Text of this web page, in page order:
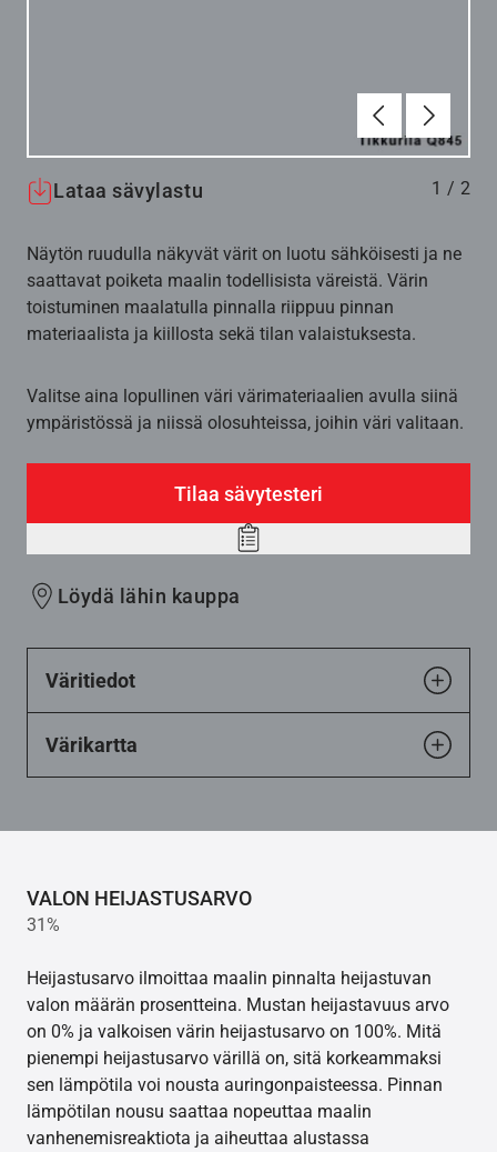
Edellinen
Lataa sävylastu 1 / 2
Näytön ruudulla näkyvät värit on luotu sähköisesti ja ne
saattavat poiketa maalin todellisista väreistä. Värin
toistuminen maalatulla pinnalla riippuu pinnan
materiaalista ja kiillosta sekä tilan valaistuksesta.
Valitse aina lopullinen väri värimateriaalien avulla siinä
ympäristössä ja niissä olosuhteissa, joihin väri valitaan.
Tilaa sävytesteri
Add
Löydä lähin kauppa
Väritiedot
Värikartta
VALON HEIJASTUSARVO
31%
Heijastusarvo ilmoittaa maalin pinnalta heijastuvan
valon määrän prosentteina. Mustan heijastavuus arvo
on 0% ja valkoisen värin heijastusarvo on 100%. Mitä
pienempi heijastusarvo värillä on, sitä korkeammaksi
sen lämpötila voi nousta auringonpaisteessa. Pinnan
lämpötilan nousu saattaa nopeuttaa maalin
vanhenemisreaktiota ja aiheuttaa alustassa